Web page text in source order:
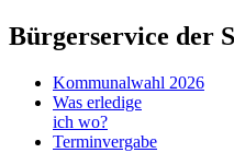
Bürgerservice der
Kommunalwahl 2026
Was erledige
ich wo?
Terminvergabe